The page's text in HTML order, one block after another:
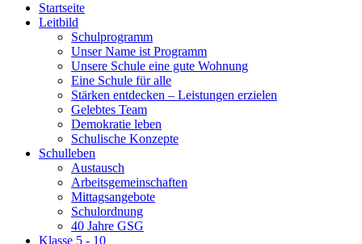
Startseite
Leitbild
Schulprogramm
Unser Name ist Programm
Unsere Schule eine gute Wohnung
Eine Schule für alle
Stärken entdecken – Leistungen erzielen
Gelebtes Team
Demokratie leben
Schulische Konzepte
Schulleben
Austausch
Arbeitsgemeinschaften
Mittagsangebote
Schulordnung
40 Jahre GSG
Klasse 5 - 10